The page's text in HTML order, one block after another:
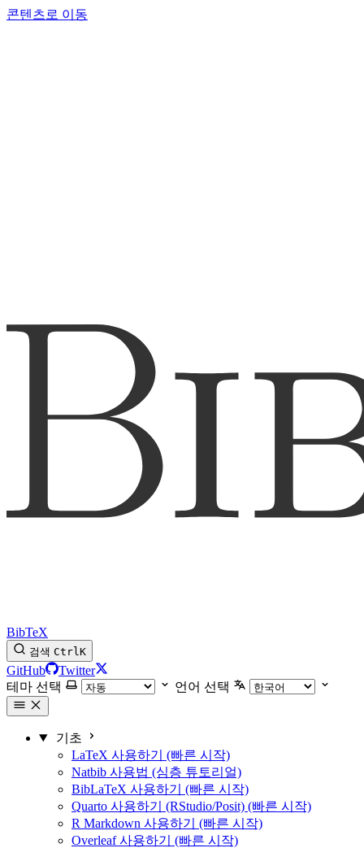
콘텐츠로 이동
BibTeX
검색 CtrlK
GitHub
Twitter
테마 선택
언어 선택
기초
LaTeX 사용하기 (빠른 시작)
Natbib 사용법 (심층 튜토리얼)
BibLaTeX 사용하기 (빠른 시작)
Quarto 사용하기 (RStudio/Posit) (빠른 시작)
R Markdown 사용하기 (빠른 시작)
Overleaf 사용하기 (빠른 시작)